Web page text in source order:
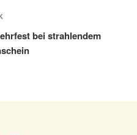
bei strahlendem